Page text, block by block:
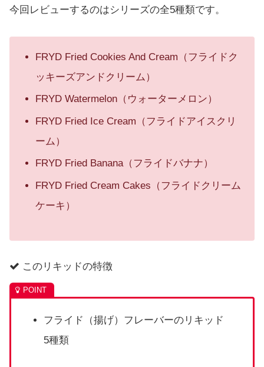
今回レビューするのはシリーズの全5種類です。
FRYD Fried Cookies And Cream（フライドク
ッキーズアンドクリーム）
FRYD Watermelon（ウォーターメロン）
FRYD Fried Ice Cream（フライドアイスクリ
ーム）
FRYD Fried Banana（フライドバナナ）
FRYD Fried Cream Cakes（フライドクリーム
ケーキ）
このリキッドの特徴
フライド（揚げ）フレーバーのリキッド
5種類